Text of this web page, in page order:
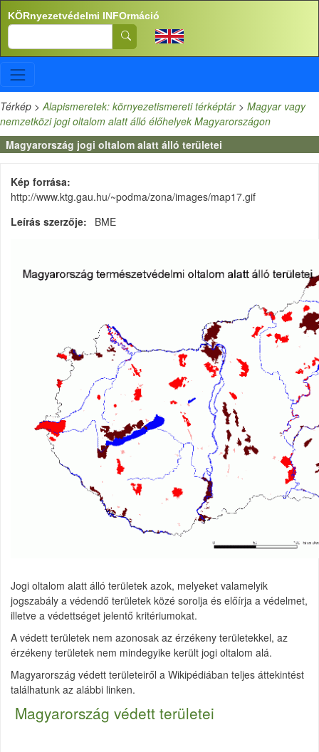
Ugrás a tartalomra
KÖRnyezetvédelmi INFOrmáció
Search
Térkép >Alapismeretek: környezetismereti térképtár> Magyar vagy
nemzetközi jogi oltalom alatt álló élőhelyek Magyarországon
Magyarország jogi oltalom alatt álló területei
Kép forrása
http://www.ktg.gau.hu/~podma/zona/images/map17.gif
Leírás szerzője
BME
Jogi oltalom alatt álló területek azok, melyeket valamelyik
jogszabály a védendő területek közé sorolja és előírja a védelmet,
illetve a védettséget jelentő kritériumokat.
A védett területek nem azonosak az érzékeny területekkel, az
érzékeny területek nem mindegyike került jogi oltalom alá.
Magyarország védett területeiről a Wikipédiában teljes áttekintést
találhatunk az alábbi linken.
Magyarország védett területei